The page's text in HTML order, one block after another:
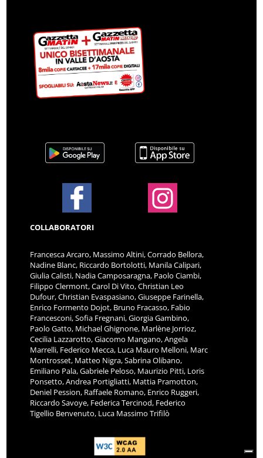
COLLABORATORI
Francesca Arcaro, Massimo Altini, Corrado Bellora,
Nadine Blanc, Riccardo Bortolotti, Manila Calipari,
Giulia Calisti, Nadia Camposaragna, Paolo Ciambi,
Filippo Clermont, Carol Di Vito, Christian Leo
Dufour, Christian Evaspasiano, Giuseppe Farinella,
Enrico Formento Dojot, Bruno Fracasso, Fabio
Francesconi, Sofia Fregnani, Giorgia Gambino,
Paolo Gatto, Michael Ghignone, Marlène Jorrioz,
Cecilia Lazzarotto, Giacomo Mangano, Angela
Marrelli, Federico Mecca, Luca Mauro Melloni, Marc
Montrosset, Matteo Nigra, Sabrina Olibano,
Emiliano Pala, Gabriele Peloso, Maurizio Pitti, Loris
Ponsetto, Andrea Portigliatti, Mattia Pramotton,
Deniel Pession, Raffaele Romano, Enrico Ruggeri,
Riccardo Savoye, Federica Tercinod, Federico
Tigellio Benvenuto, Luca Massimo Trifilò